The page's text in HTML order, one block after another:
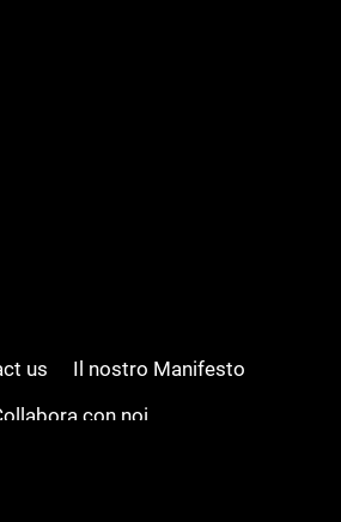
us
Il nostro Manifesto
con noi